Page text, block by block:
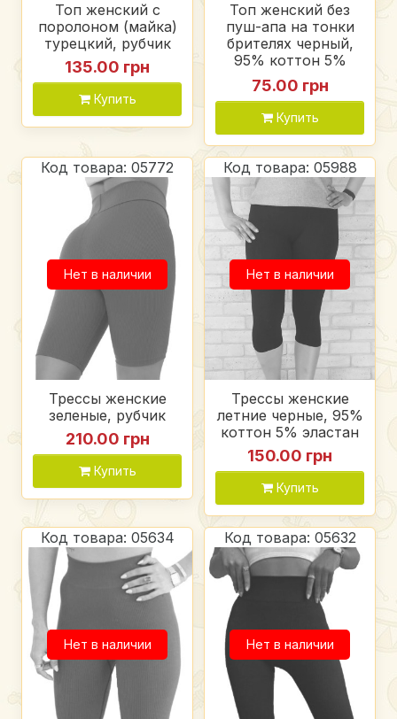
Топ женский с
поролоном (майка)
турецкий, рубчик
135.00 грн
Купить
Топ женский без
пуш-апа на тонки
брителях черный,
95% коттон 5%
лайкра
75.00 грн
Купить
Код товара: 05772
Нет в наличии
Трессы женские
зеленые, рубчик
210.00 грн
Купить
Код товара: 05988
Нет в наличии
Трессы женские
летние черные, 95%
коттон 5% эластан
150.00 грн
Купить
Код товара: 05634
Нет в наличии
Код товара: 05632
Нет в наличии